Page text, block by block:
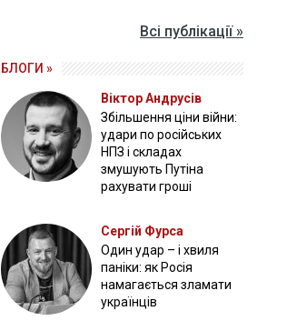
Всі публікації »
БЛОГИ »
Віктор Андрусів
Збільшення ціни війни:
удари по російських
НПЗ і складах
змушують Путіна
рахувати гроші
Сергій Фурса
Один удар – і хвиля
паніки: як Росія
намагається зламати
українців